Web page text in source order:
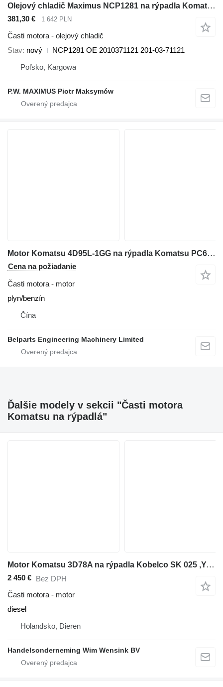
Olejový chladič Maximus NCP1281 na rýpadla Komatsu BR100 CL60 PC60
381,30 € 1 642 PLN
Časti motora - olejový chladič
Stav nový
NCP1281 OE 2010371121 201-03-71121
Poľsko, Kargowa
P.W. MAXIMUS Piotr Maksymów
Motor Komatsu 4D95L-1GG na rýpadla Komatsu PC60‑3 PC60‑5 PC60‑6 PC75UU‑1 PC100‑5 PC120‑5 PC130‑5
Cena na požiadanie
Časti motora - motor
plyn/benzín
Čína
Belparts Engineering Machinery Limited
Ďalšie modely v sekcii "Časti motora
Komatsu na rýpadlá"
Motor Komatsu 3D78A na rýpadla Kobelco SK 025 ,Yanmar 22-2
2 450 € Bez DPH
Časti motora - motor
diesel
Holandsko, Dieren
Handelsonderneming Wim Wensink BV